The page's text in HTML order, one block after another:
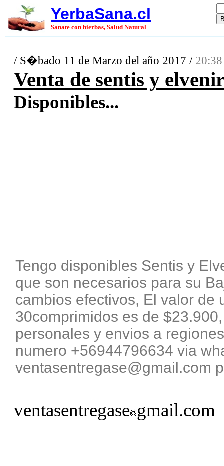
YerbaSana.cl
Sanate con hierbas, Salud Natural
/ S�bado 11 de Marzo del año 2017 /
Venta de sentis y
Disponibles...
Tengo disponibles Sentis y
que son necesarios para su
cambios efectivos, El valor de
30comprimidos es de
personales y envios a
numero +56944796634 via
ventasentregase@gmail.com
ventasentregase gmail.com